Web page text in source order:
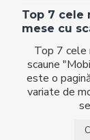
Top 7 cele
mese cu
Top 7 cele
scaune
este o
variate de